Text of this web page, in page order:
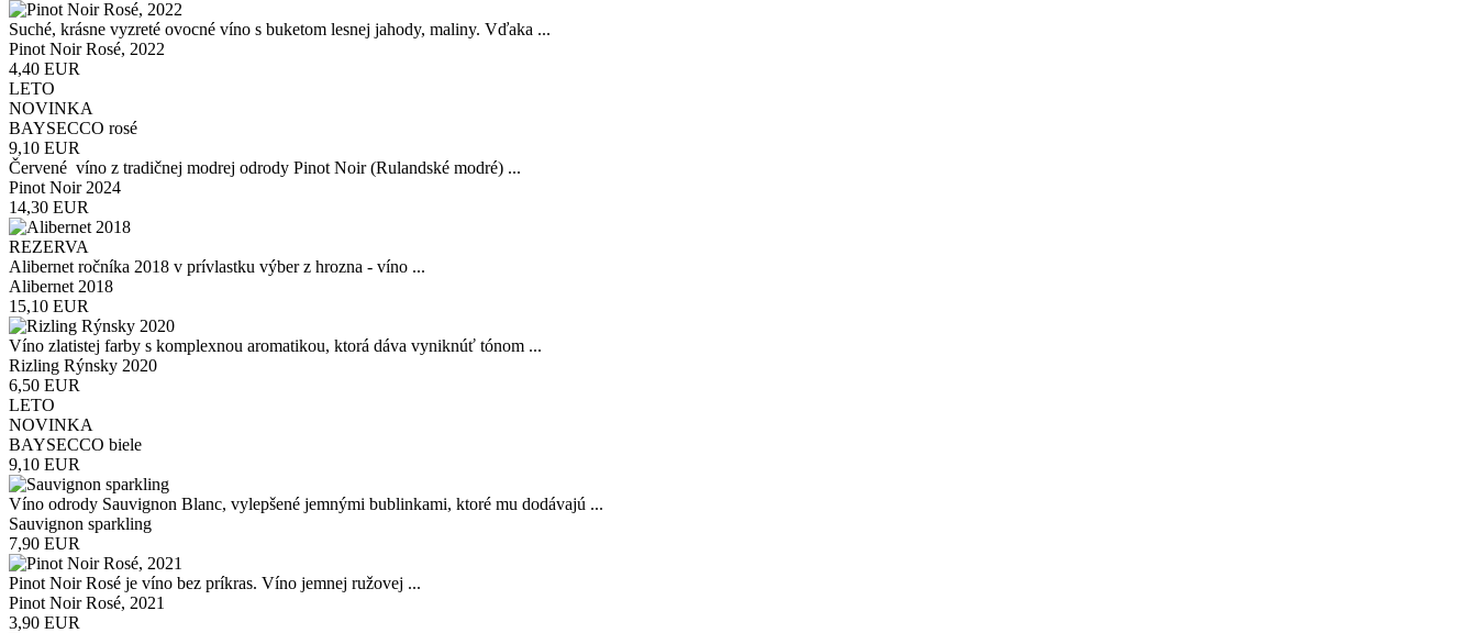
Suché, krásne vyzreté ovocné víno s buketom lesnej jahody, maliny. Vďaka ...
Pinot Noir Rosé, 2022
4,40 EUR
LETO
NOVINKA
BAYSECCO rosé
9,10 EUR
Červené víno z tradičnej modrej odrody Pinot Noir (Rulandské modré) ...
Pinot Noir 2024
14,30 EUR
REZERVA
Alibernet ročníka 2018 v prívlastku výber z hrozna - víno ...
Alibernet 2018
15,10 EUR
Víno zlatistej farby s komplexnou aromatikou, ktorá dáva vyniknúť tónom ...
Rizling Rýnsky 2020
6,50 EUR
LETO
NOVINKA
BAYSECCO biele
9,10 EUR
Víno odrody Sauvignon Blanc, vylepšené jemnými bublinkami, ktoré mu dodávajú ...
Sauvignon sparkling
7,90 EUR
Pinot Noir Rosé je víno bez príkras. Víno jemnej ružovej ...
Pinot Noir Rosé, 2021
3,90 EUR